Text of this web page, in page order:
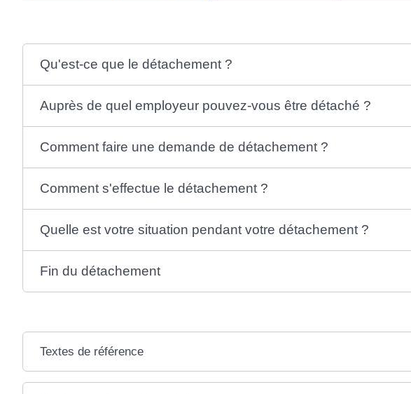
Qu'est-ce que le détachement ?
Auprès de quel employeur pouvez-vous être détaché ?
Comment faire une demande de détachement ?
Comment s'effectue le détachement ?
Quelle est votre situation pendant votre détachement ?
Fin du détachement
Textes de référence